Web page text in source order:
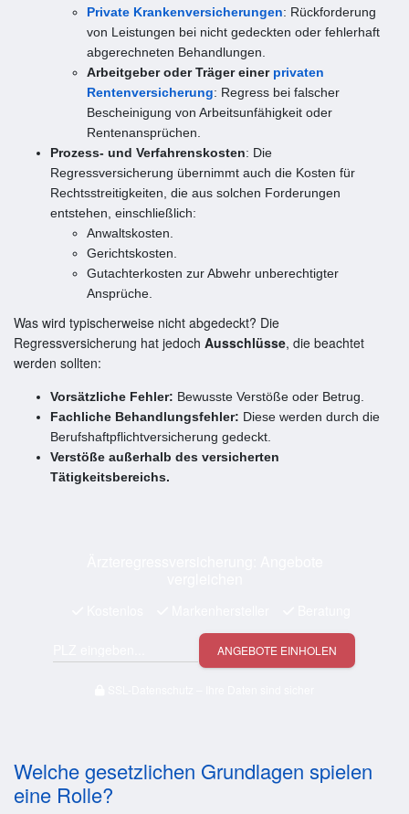
Private Krankenversicherungen: Rückforderung
von Leistungen bei nicht gedeckten oder fehlerhaft
abgerechneten Behandlungen.
Arbeitgeber oder Träger einer privaten
Rentenversicherung: Regress bei falscher
Bescheinigung von Arbeitsunfähigkeit oder
Rentenansprüchen.
Prozess- und Verfahrenskosten: Die
Regressversicherung übernimmt auch die Kosten für
Rechtsstreitigkeiten, die aus solchen Forderungen
entstehen, einschließlich:
Anwaltskosten.
Gerichtskosten.
Gutachterkosten zur Abwehr unberechtigter
Ansprüche.
Was wird typischerweise nicht abgedeckt? Die
Regressversicherung hat jedoch Ausschlüsse, die beachtet
werden sollten:
Vorsätzliche Fehler: Bewusste Verstöße oder Betrug.
Fachliche Behandlungsfehler: Diese werden durch die
Berufshaftpflichtversicherung gedeckt.
Verstöße außerhalb des versicherten
Tätigkeitsbereichs.
ANGEBOTE EINHOLEN
Welche gesetzlichen Grundlagen spielen
eine Rolle?